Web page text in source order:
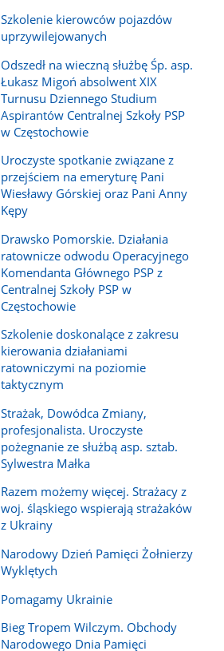
Szkolenie kierowców pojazdów
uprzywilejowanych
Odszedł na wieczną służbę Śp. asp.
Łukasz Migoń absolwent XIX
Turnusu Dziennego Studium
Aspirantów Centralnej Szkoły PSP
w Częstochowie
Uroczyste spotkanie związane z
przejściem na emeryturę Pani
Wiesławy Górskiej oraz Pani Anny
Kępy
Drawsko Pomorskie. Działania
ratownicze odwodu Operacyjnego
Komendanta Głównego PSP z
Centralnej Szkoły PSP w
Częstochowie
Szkolenie doskonalące z zakresu
kierowania działaniami
ratowniczymi na poziomie
taktycznym
Strażak, Dowódca Zmiany,
profesjonalista. Uroczyste
pożegnanie ze służbą asp. sztab.
Sylwestra Małka
Razem możemy więcej. Strażacy z
woj. śląskiego wspierają strażaków
z Ukrainy
Narodowy Dzień Pamięci Żołnierzy
Wyklętych
Pomagamy Ukrainie
Bieg Tropem Wilczym. Obchody
Narodowego Dnia Pamięci